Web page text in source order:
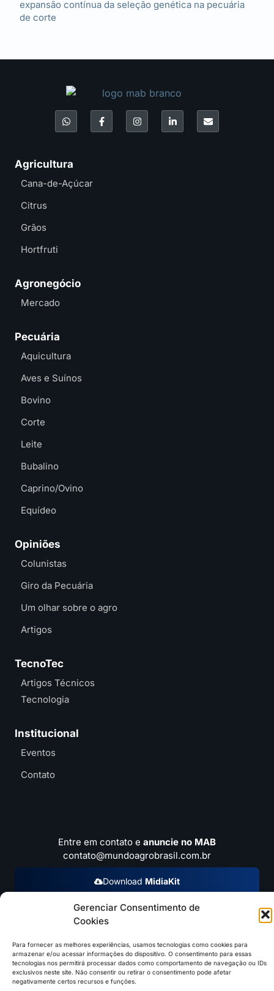
Gerenciar Consentimento de
Cookies
Para fornecer as melhores experiências, usamos tecnologias como cookies para
armazenar e/ou acessar informações do dispositivo. O consentimento para essas
tecnologias nos permitirá processar dados como comportamento de navegação ou IDs
exclusivos neste site. Não consentir ou retirar o consentimento pode afetar
negativamente certos recursos e funções.
expansão contínua da seleção genética na pecuária
de corte
Agricultura
Cana-de-Açúcar
Citrus
Grãos
Hortfruti
Agronegócio
Mercado
Pecuária
Aquicultura
Aves e Suínos
Bovino
Corte
Leite
Bubalino
Caprino/Ovino
Equídeo
Opiniões
Colunistas
Giro da Pecuária
Um olhar sobre o agro
Artigos
TecnoTec
Artigos Técnicos
Tecnologia
Institucional
Eventos
Contato
Entre em contato e anuncie no MAB
contato@mundoagrobrasil.com.br
Download MidiaKit
©2026 Mundo Agro Brasil. Todos os Direitos Reservados.